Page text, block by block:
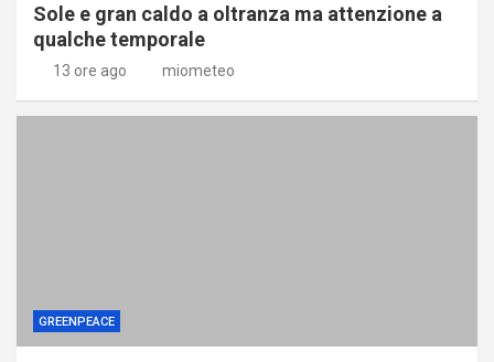
Sole e gran caldo a oltranza ma attenzione a
qualche temporale
13 ore ago miometeo
GREENPEACE